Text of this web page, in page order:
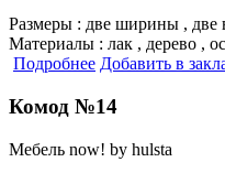
Размеры : две ширины , две
Материалы : лак , дерево ,
Подробнее Добавить в
Комод №14
Мебель now! by hulsta